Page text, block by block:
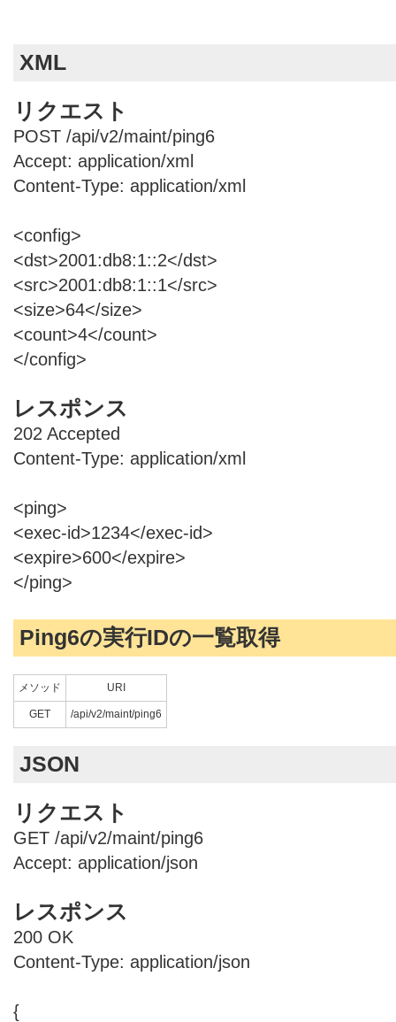
XML
リクエスト
POST /api/v2/maint/ping6
Accept: application/xml
Content-Type: application/xml
<config>
<dst>2001:db8:1::2</dst>
<src>2001:db8:1::1</src>
<size>64</size>
<count>4</count>
</config>
レスポンス
202 Accepted
Content-Type: application/xml
<ping>
<exec-id>1234</exec-id>
<expire>600</expire>
</ping>
Ping6の実行IDの一覧取得
メソッド URI
GET /api/v2/maint/ping6
JSON
リクエスト
GET /api/v2/maint/ping6
Accept: application/json
レスポンス
200 OK
Content-Type: application/json
{